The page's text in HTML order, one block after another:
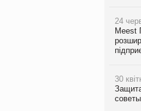
24
Meest
30